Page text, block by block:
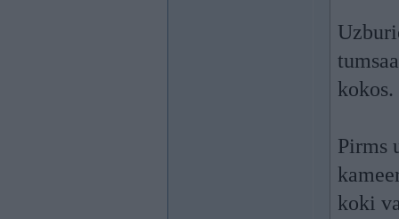
kokos.
Pirms
koki